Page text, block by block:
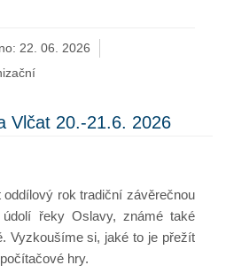
22. 06. 2026
Vlčat 20.-21.6. 2026
rok tradiční závěrečnou
řeky Oslavy, známé také
Vyzkoušíme si, jaké to je přežít
hry.